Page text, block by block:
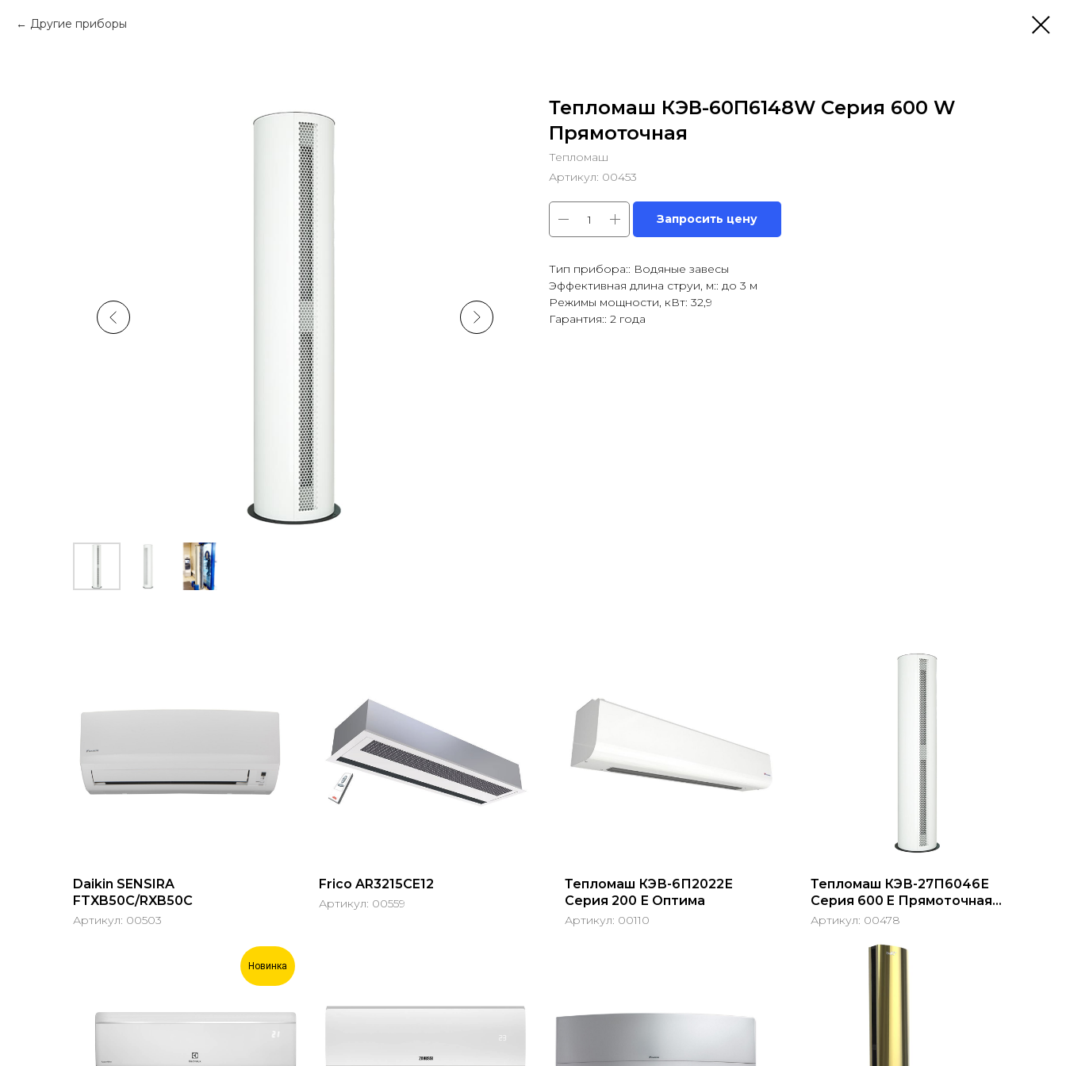
Другие приборы
Тепломаш КЭВ-60П6148W Серия 600 W
Прямоточная
Тепломаш
Артикул: 00453
Запросить цену
Тип прибора:: Водяные завесы
Эффективная длина струи, м:: до 3 м
Режимы мощности, кВт: 32,9
Гарантия:: 2 года
Daikin SENSIRA
FTXB50C/RXB50C
Артикул: 00503
Frico AR3215CE12
Артикул: 00559
Тепломаш КЭВ-6П2022Е
Серия 200 Е Оптима
Артикул: 00110
Тепломаш КЭВ-27П6046Е
Серия 600 E Прямоточная
Нержав.сталь
Артикул: 00478
Новинка